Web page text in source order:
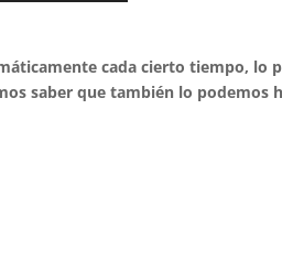
cada cierto tiempo, lo
saber que también lo podemos